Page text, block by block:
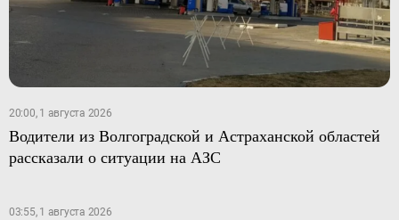
20:00, 1 августа 2026
Водители из Волгоградской и Астраханской областей
рассказали о ситуации на АЗС
03:55, 1 августа 2026